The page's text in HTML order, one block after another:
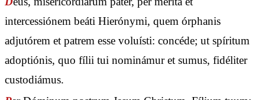
intercessiónem beáti Hierónymi, quem órphanis
adjutórem et patrem esse voluísti: concéde; ut spíritum
adoptiónis, quo fílii tui nominámur et sumus, fidéliter
custodiámus.